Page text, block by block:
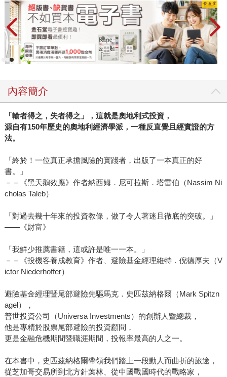
內容簡介
「輸者得之，失者得之」，這就是奧地利式投資，
源自有150年歷史的奧地利經濟學派，一種反直覺且經實證的方
法。
「終於！一位真正承擔風險的實踐者，出版了一本真正的好
書。」
－－《黑天鵝效應》作者納西姆．尼可拉斯．塔雷伯（Nassim Ni
cholas Taleb）
「對過去幾十年來的投資教條，做了令人著迷且徹底的突破。」
——《財富》
「我鮮少推薦書籍，這或許是唯一一本。」
－－《投機客養成教育》作者、避險基金經理維特．倪德厚夫（V
ictor Niederhoffer）
避險基金經理暨尾部避險先驅馬克．史匹茲納格爾（Mark Spitzn
agel），
普世投資公司（Universa Investments）的創辦人暨總裁，
他是專精於股票尾部避險的投資顧問，
更是金融危機期間暨職涯期間，投報率最高的人之一。
在本書中，史匹茲納格爾帶領我們踏上一段動人而曲折的旅途，
從芝加哥交易所到北方針葉林、從中國戰國時代的戰略家，